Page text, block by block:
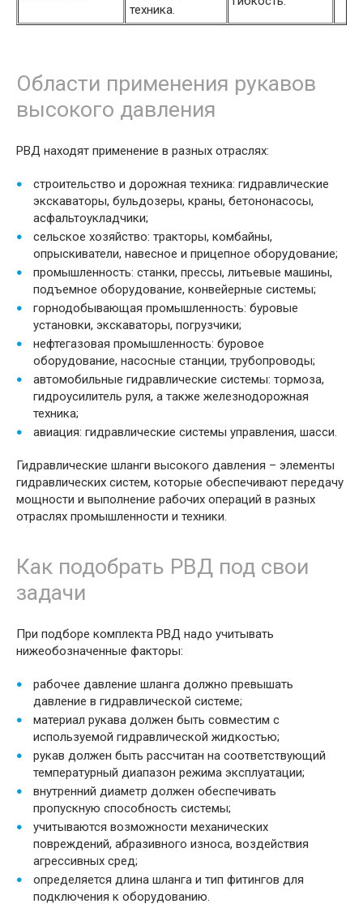
техника.
Области применения рукавов
высокого давления
РВД находят применение в разных отраслях:
строительство и дорожная техника: гидравлические
экскаваторы, бульдозеры, краны, бетононасосы,
асфальтоукладчики;
сельское хозяйство: тракторы, комбайны,
опрыскиватели, навесное и прицепное оборудование;
промышленность: станки, прессы, литьевые машины,
подъемное оборудование, конвейерные системы;
горнодобывающая промышленность: буровые
установки, экскаваторы, погрузчики;
нефтегазовая промышленность: буровое
оборудование, насосные станции, трубопроводы;
автомобильные гидравлические системы: тормоза,
гидроусилитель руля, а также железнодорожная
техника;
авиация: гидравлические системы управления, шасси.
Гидравлические шланги высокого давления – элементы
гидравлических систем, которые обеспечивают передачу
мощности и выполнение рабочих операций в разных
отраслях промышленности и техники.
Как подобрать РВД под свои
задачи
При подборе комплекта РВД надо учитывать
нижеобозначенные факторы:
рабочее давление шланга должно превышать
давление в гидравлической системе;
материал рукава должен быть совместим с
используемой гидравлической жидкостью;
рукав должен быть рассчитан на соответствующий
температурный диапазон режима эксплуатации;
внутренний диаметр должен обеспечивать
пропускную способность системы;
учитываются возможности механических
повреждений, абразивного износа, воздействия
агрессивных сред;
определяется длина шланга и тип фитингов для
подключения к оборудованию.